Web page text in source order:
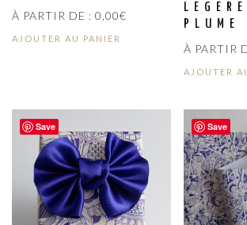
À PARTIR DE : 0,00€
AJOUTER AU PANIER
PLUME
À PARTIR
AJOUTER
Save Save